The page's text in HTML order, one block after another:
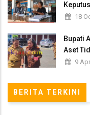
18
Bupati
Aset
9
BERITA TERKINI